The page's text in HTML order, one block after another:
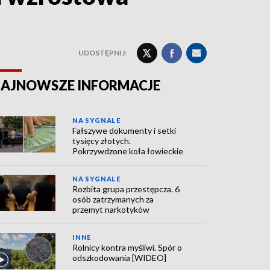
UDOSTĘPNIJ:
INFORMACJE
NA SYGNALE
Fałszywe dokumenty i setki
tysięcy złotych.
Pokrzywdzone koła łowieckie
NA SYGNALE
Rozbita grupa przestępcza. 6
osób zatrzymanych za
przemyt narkotyków
INNE
Rolnicy kontra myśliwi. Spór o
odszkodowania [WIDEO]